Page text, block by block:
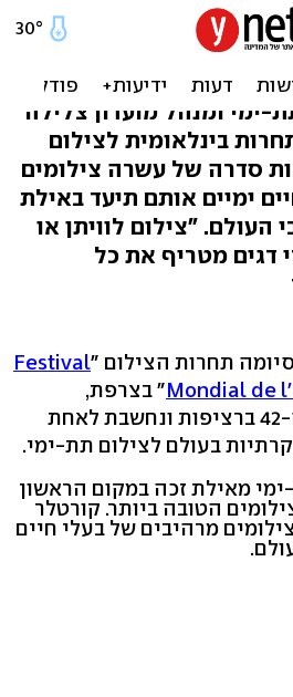
לצלם
בצרפת
ימי ומנהל מועדון צלילה
בינלאומית לצילום
סדרה של עשרה צילומים
ימיים אותם תיעד באילת
העולם. "צילום לוויתן או
דגים מטריף את כל
תחרות הצילום "Festival
Mondial de" בצרפת,
המתקיימת זו השנה ה-42 ברציפות ונחשבת לאחת
בעולם לצילום תת-ימי.
מאילת זכה במקום הראשון
הטובה ביותר. קורטלר
מרהיבים של בעלי חיים